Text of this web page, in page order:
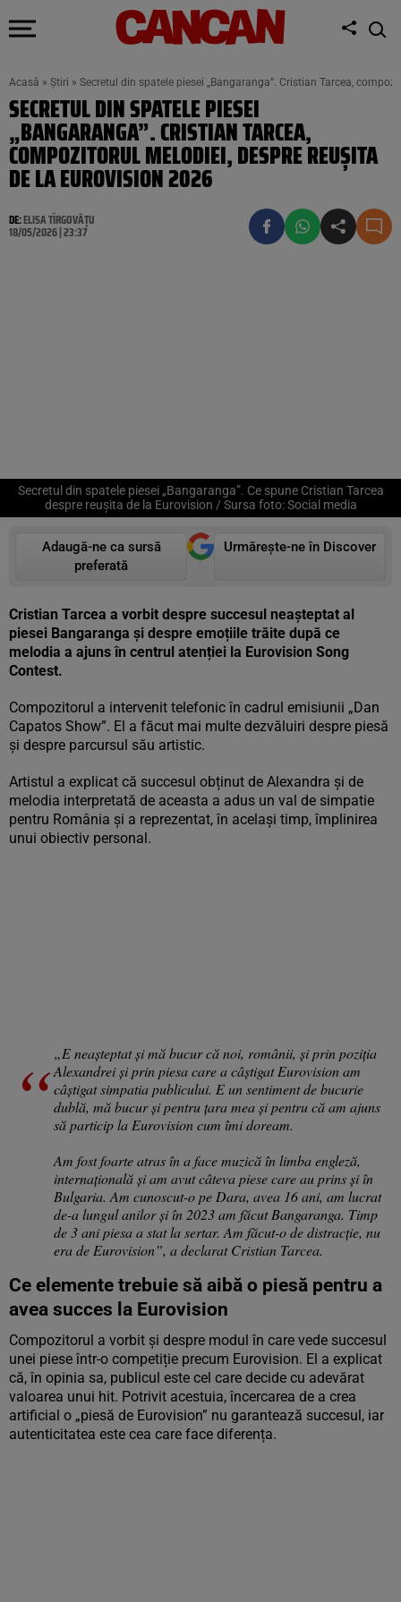
Acasă » Știri » Secretul din spatele piesei „Bangaranga”. Cristian Tarcea,
SECRETUL DIN SPATELE PIESEI
„BANGARANGA”. CRISTIAN TARCEA,
COMPOZITORUL MELODIEI, DESPRE REUȘITA
DE LA EUROVISION 2026
DE:ELISA TÎRGOVĂȚU
18/05/2026 | 23:37
Secretul din spatele piesei „Bangaranga”. Ce spune Cristian Tarcea
despre reușita de la Eurovision / Sursa foto: Social media
Adaugă-ne ca sursă
preferată
Urmărește-ne în Discover
Cristian Tarcea a vorbit despre succesul neașteptat al
piesei Bangaranga și despre emoțiile trăite după ce
melodia a ajuns în centrul atenției la Eurovision Song
Contest.
Compozitorul a intervenit telefonic în cadrul emisiunii „Dan
Capatos Show”. El a făcut mai multe dezvăluiri despre piesă
și despre parcursul său artistic.
Artistul a explicat că succesul obținut de Alexandra și de
melodia interpretată de aceasta a adus un val de simpatie
pentru România și a reprezentat, în același timp, împlinirea
unui obiectiv personal.
„E neașteptat și mă bucur că noi, românii, și prin poziția
Alexandrei și prin piesa care a câștigat Eurovision am
câștigat simpatia publicului. E un sentiment de bucurie
dublă, mă bucur și pentru țara mea și pentru că am ajuns
să particip la Eurovision cum îmi doream.
Am fost foarte atras în a face muzică în limba engleză,
internațională și am avut câteva piese care au prins și în
Bulgaria. Am cunoscut-o pe Dara, avea 16 ani, am lucrat
de-a lungul anilor și în 2023 am făcut Bangaranga. Timp
de 3 ani piesa a stat la sertar. Am făcut-o de distracție, nu
era de Eurovision”, a declarat Cristian Tarcea.
Ce elemente trebuie să aibă o piesă pentru a
avea succes la Eurovision
Compozitorul a vorbit și despre modul în care vede succesul
unei piese într-o competiție precum Eurovision. El a explicat
că, în opinia sa, publicul este cel care decide cu adevărat
valoarea unui hit. Potrivit acestuia, încercarea de a crea
artificial o „piesă de Eurovision” nu garantează succesul, iar
autenticitatea este cea care face diferența.